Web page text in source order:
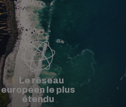
Le réseau
européen le plus
étendu